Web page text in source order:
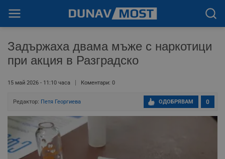
Задържаха двама мъже с наркотици
при акция в Разградско
15 май 2026 - 11:10 часа Коментари: 0
Редактор: Петя Георгиева 0
ОДОБРЯВАМ